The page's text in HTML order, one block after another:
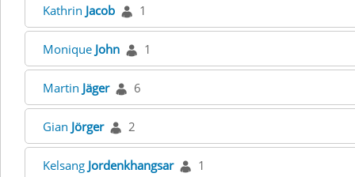
Kathrin Jacob 1
Monique John 1
Martin Jäger 6
Gian Jörger 2
Kelsang Jordenkhangsar 1